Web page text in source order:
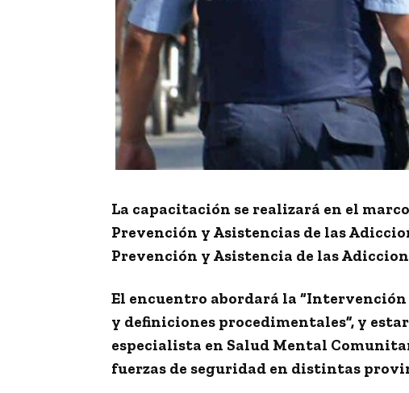
La capacitación se realizará en el
Prevención y Asistencias de las
Prevención y Asistencia de las
El encuentro abordará la
y definiciones procedimentales”, y
especialista en Salud Mental
fuerzas de seguridad en distintas